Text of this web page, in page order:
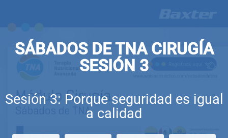
SÁBADOS DE TNA CIRUGÍA
SESIÓN 3
Sesión 3: Porque seguridad es igual
a calidad